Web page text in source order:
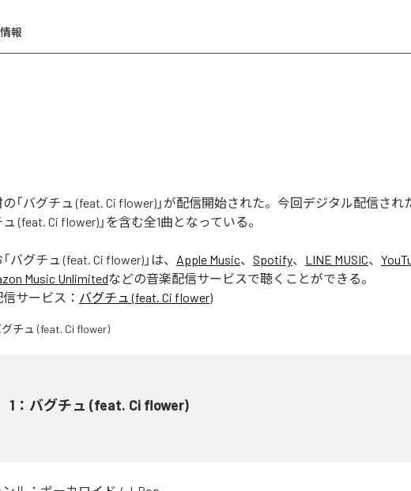
報
の「バグチュ (feat. Ci flower)」が配信開始された。今回デジタル配信され
(feat. Ci flower)」を含む全1曲となっている。
バグチュ (feat. Ci flower) 」は、 Apple Music、 Spotify、 LINE MUSIC、
Music Unlimitedなどの音楽配信サービスで聴くことができる。
サービス： バグチュ (feat. Ci flower)
1 ： バグチュ (feat. Ci flower)